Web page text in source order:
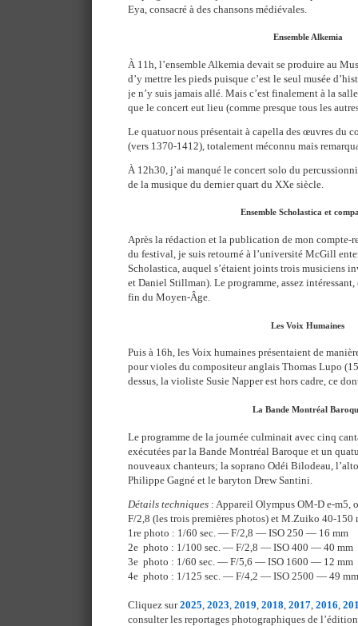
Eya, consacré à des chansons médiévales.
Ensemble Alkemia
À 11h, l’ensemble Alkemia devait se produire au
d’y mettre les pieds puisque c’est le seul musée
je n’y suis jamais allé. Mais c’est finalement à la
que le concert eut lieu (comme presque tous les
Le quatuor nous présentait à capella des œuvres du
(vers 1370-1412), totalement méconnu mais
À 12h30, j’ai manqué le concert solo du
de la musique du dernier quart du XXe siècle.
Ensemble Scholastica et
Après la rédaction et la publication de mon compte-
du festival, je suis retourné à l’université McGill
Scholastica, auquel s’étaient joints trois musiciens
et Daniel Stillman). Le programme, assez
fin du Moyen-Âge.
Les Voix Humaines
Puis à 16h, les Voix humaines présentaient de
pour violes du compositeur anglais Thomas Lupo
dessus, la violiste Susie Napper est hors cadre, ce
La Bande Montréal
Le programme de la journée culminait avec cinq
exécutées par la Bande Montréal Baroque et un
nouveaux chanteurs; la soprano Odéi Bilodeau,
Philippe Gagné et le baryton Drew Santini.
Détails techniques : Appareil Olympus OM-D e-m5,
F/2,8 (les trois premières photos) et M.Zuiko 40-150
1re photo : 1/60 sec. — F/2,8 — ISO 250 — 16 mm
2e photo : 1/100 sec. — F/2,8 — ISO 400 — 40 mm
3e photo : 1/60 sec. — F/5,6 — ISO 1600 — 12 mm
4e photo : 1/125 sec. — F/4,2 — ISO 2500 — 49 mm
Cliquez sur2025 2023 2019 2018 2017 2016
consulter les reportages photographiques de